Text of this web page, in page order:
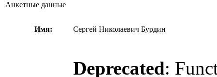
Анкетные данные
Имя: Сергей Николаевич Бурдин
Deprecated: